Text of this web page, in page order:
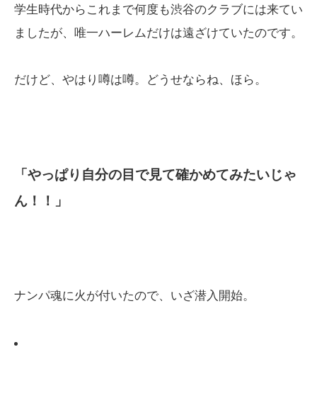
学生時代からこれまで何度も渋谷のクラブには来てい
ましたが、唯一ハーレムだけは遠ざけていたのです。
だけど、やはり噂は噂。どうせならね、ほら。
「やっぱり自分の目で見て確かめてみたいじゃ
ん！！」
ナンパ魂に火が付いたので、いざ潜入開始。